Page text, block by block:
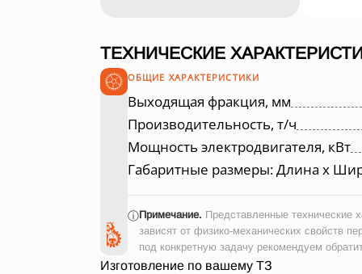
ТЕХНИЧЕСКИЕ
ОБЩИЕ ХАРАКТЕРИСТИКИ
Выходящая фракция, мм
Производительность, т/ч
Мощность электродвигателя, кВт
Габаритные размеры: Длина х
ⓘПримечание. Представленные технические
зависят от физико-механических свойств
под конкретную задачу рекомендуем
Изготовление по вашему ТЗ